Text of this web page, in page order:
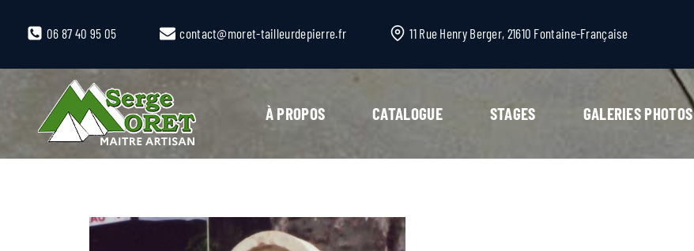
06 87 40 95 05 contact@moret-tailleurdepierre.fr 11 Rue Henry Berger, 21610 Fontaine-Française
À PROPOS CATALOGUE STAGES GALERIES PHOTOS